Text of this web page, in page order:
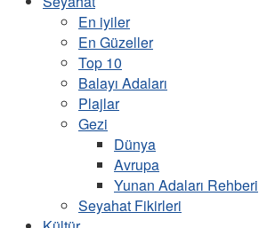
En iyiler
En Güzeller
Top 10
Balayı Adaları
Plajlar
Gezi
Dünya
Avrupa
Yunan Adaları Rehberi
Seyahat Fikirleri